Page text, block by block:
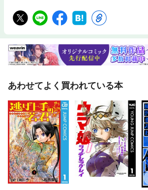
あわせてよく買われている本